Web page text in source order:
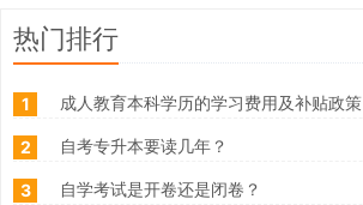
热门排行
1 成人教育本科学历的学习费用及补贴政策
2 自考专升本要读几年？
3 自学考试是开卷还是闭卷？